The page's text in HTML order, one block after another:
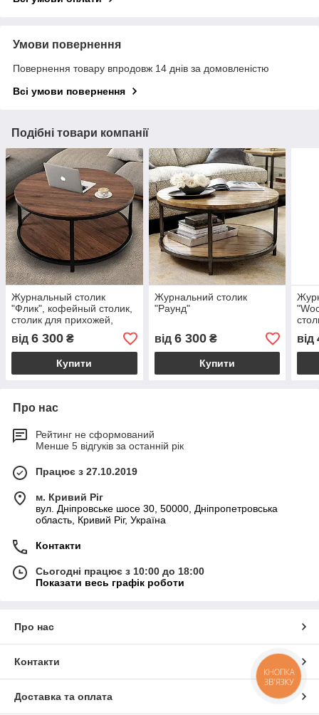
Умови повернення
Повернення товару впродовж 14 днів за домовленістю
Всі умови повернення
Подібні товари компанії
Журнальный столик
"Флик", кофейный столик,
столик для прихожей,
маленький столик,
круглый столик
від 6 300 ₴
Купити
Журнальний столик
"Раунд"
від 6 300₴
Купити
від
Про нас
Рейтинг не сформований
Менше 5 відгуків за останній рік
Працює з 27.10.2019
м. Кривий Ріг
вул. Дніпровське шосе 30, 50000, Дніпропетровська
область, Кривий Ріг, Україна
Контакти
Сьогодні працює з 10:00 до 18:00
Показати весь графік роботи
Про нас
Контакти
Доставка та оплата
КНОПКА
ЗВ'ЯЗКУ